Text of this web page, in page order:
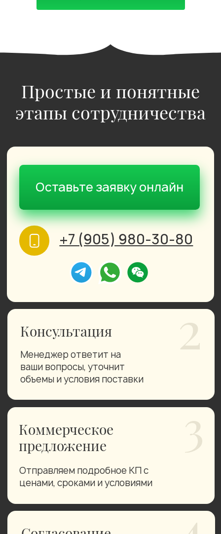
Наша цель — обеспечить
бизнес надежным сырьем,
с оперативными поставками
и гибкими условиями
работы
Гарантируем стабильно высокое
качество и быстрое выполнение
заказов, т.к. сами контролируем все
этапы, без привлечения посредников
Наши принципы
Занимаемся
производством и
поставкой рапсового масла
и жмыха с 2020 года
По всему миру реализуем
продукцию, выращенную на
собственных посевных площадях в
экологичном районе Сибири и